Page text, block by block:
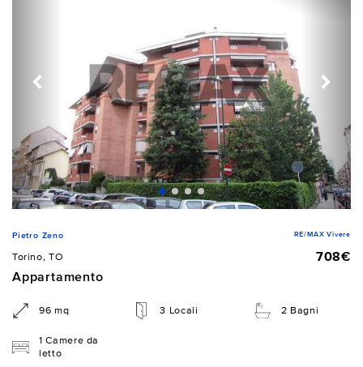
Pietro Zeno RE/MAX Vivere
Torino, TO
708€
Appartamento
96 mq 3 Locali 2 Bagni
1 Camere da
letto